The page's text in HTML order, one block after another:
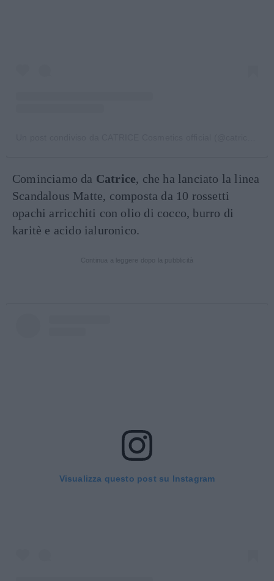
Cominciamo da Catrice, che ha lanciato la linea
Scandalous Matte, composta da 10 rossetti
opachi arricchiti con olio di cocco, burro di
karitè e acido ialuronico.
Visualizza questo post su Instagram